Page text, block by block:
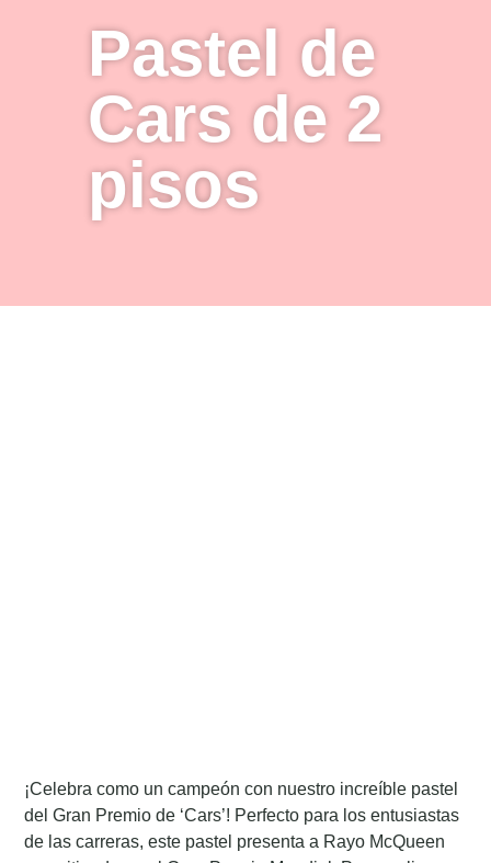
Pastel de
Cars de 2
pisos
¡Celebra como un campeón con nuestro increíble pastel
del Gran Premio de ‘Cars’! Perfecto para los entusiastas
de las carreras, este pastel presenta a Rayo McQueen